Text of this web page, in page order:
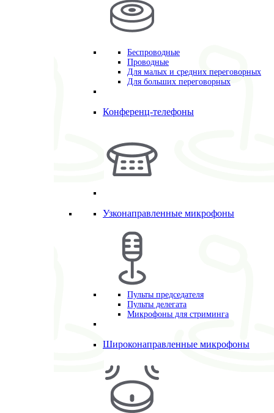
Беспроводные
Проводные
Для малых и средних переговорных
Для больших переговорных
Конференц-телефоны
Узконаправленные микрофоны
Пульты председателя
Пульты делегата
Микрофоны для стриминга
Широконаправленные микрофоны